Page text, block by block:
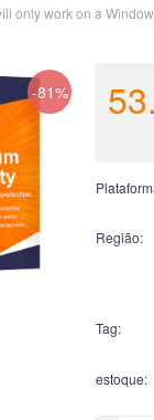
only work on a
-81%
Região:
Tag:
estoque: